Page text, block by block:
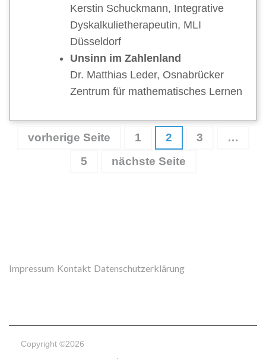
Kerstin Schuckmann, Integrative
Dyskalkulietherapeutin, MLI
Düsseldorf
Unsinn im Zahlenland
Dr. Matthias Leder, Osnabrücker
Zentrum für mathematisches Lernen
Seitennummerierung
vorherige Seite Seite
1 Seite
2 Seite
3
…
Seite
5 nächste Seite
Impressum Kontakt Datenschutzerklärung
Copyright ©2026